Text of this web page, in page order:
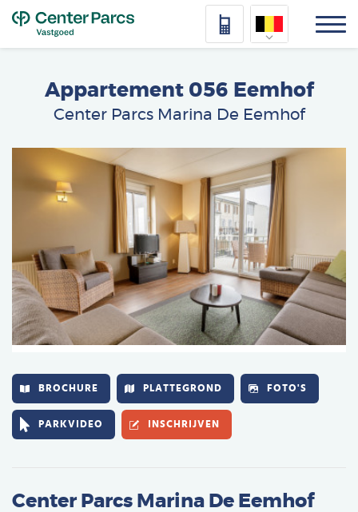
Deutsch
Vlaams
Appartement 056 Eemhof
Center Parcs Marina De Eemhof
BROCHURE PLATTEGROND FOTO'S
PARKVIDEO INSCHRIJVEN
Center Parcs Marina De Eemhof